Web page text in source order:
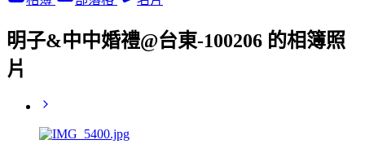
明子&中中婚禮@台東-100206 的相簿照
片